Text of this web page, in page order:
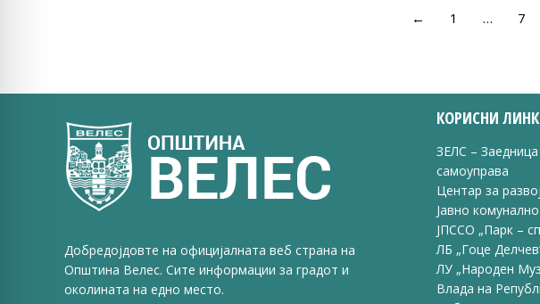
← 1 … 7
Добредојдовте на официјалната веб страна на
Општина Велес. Сите информации за градот и
околината на едно место.
КОРИСНИ
ЗЕЛС –
самоуправа
Центар за
Јавно
ЈПССО „Парк –
ЛБ „Гоце
ЛУ „Народен
Влада на